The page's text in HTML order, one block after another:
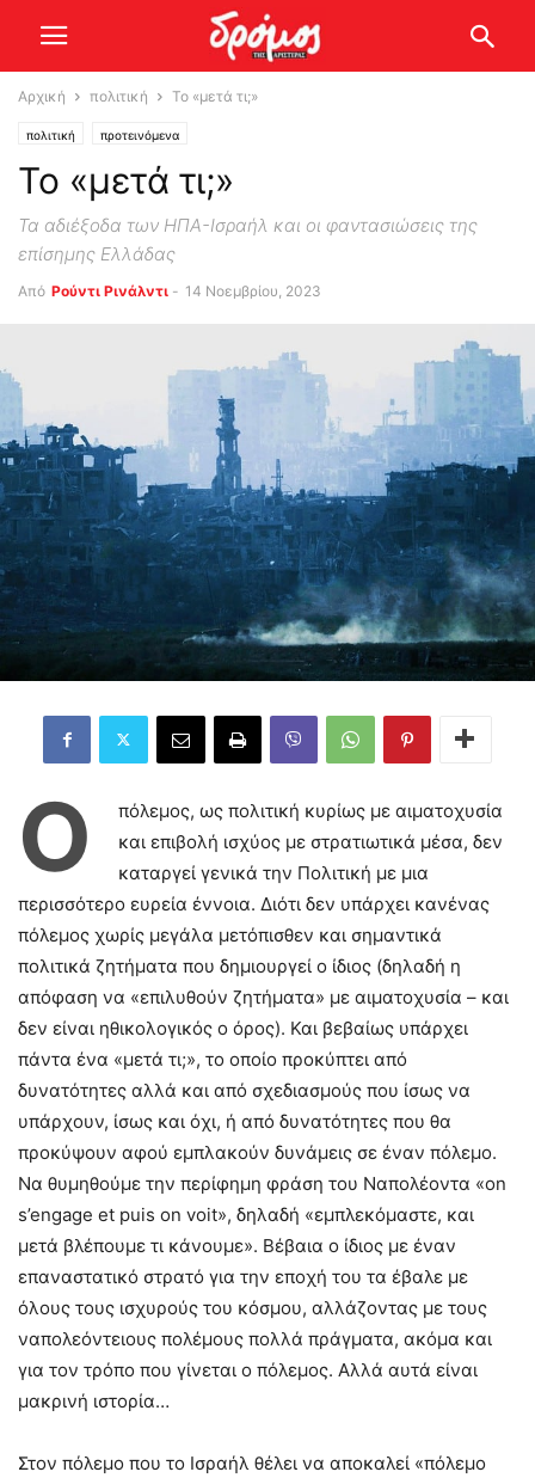
Αρχική πολιτική Το «μετά τι;»
πολιτική προτεινόμενα
Το «μετά τι;»
Τα αδιέξοδα των ΗΠΑ-Ισραήλ και οι φαντασιώσεις της
επίσημης Ελλάδας
Από Ρούντι Ρινάλντι - 14 Νοεμβρίου, 2023
Ο
πόλεμος, ως πολιτική κυρίως με αιματοχυσία
και επιβολή ισχύος με στρατιωτικά μέσα, δεν
καταργεί γενικά την Πολιτική με μια
περισσότερο ευρεία έννοια. Διότι δεν υπάρχει κανένας
πόλεμος χωρίς μεγάλα μετόπισθεν και σημαντικά
πολιτικά ζητήματα που δημιουργεί ο ίδιος (δηλαδή η
απόφαση να «επιλυθούν ζητήματα» με αιματοχυσία – και
δεν είναι ηθικολογικός ο όρος). Και βεβαίως υπάρχει
πάντα ένα «μετά τι;», το οποίο προκύπτει από
δυνατότητες αλλά και από σχεδιασμούς που ίσως να
υπάρχουν, ίσως και όχι, ή από δυνατότητες που θα
προκύψουν αφού εμπλακούν δυνάμεις σε έναν πόλεμο.
Να θυμηθούμε την περίφημη φράση του Ναπολέοντα «on
s’engage et puis on voit», δηλαδή «εμπλεκόμαστε, και
μετά βλέπουμε τι κάνουμε». Βέβαια ο ίδιος με έναν
επαναστατικό στρατό για την εποχή του τα έβαλε με
όλους τους ισχυρούς του κόσμου, αλλάζοντας με τους
ναπολεόντειους πολέμους πολλά πράγματα, ακόμα και
για τον τρόπο που γίνεται ο πόλεμος. Αλλά αυτά είναι
μακρινή ιστορία…
Στον πόλεμο που το Ισραήλ θέλει να αποκαλεί «πόλεμο